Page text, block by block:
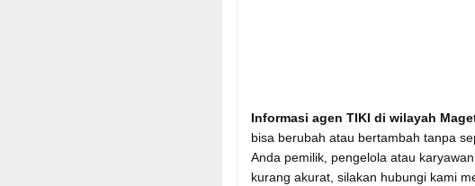
Informasi agen TIKI di wilayah
bisa berubah atau bertambah tanpa
Anda pemilik, pengelola atau
kurang akurat, silakan hubungi kami